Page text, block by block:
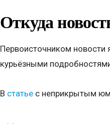
Откуда
Первоисточником новости
курьёзными
В статье с неприкрытым